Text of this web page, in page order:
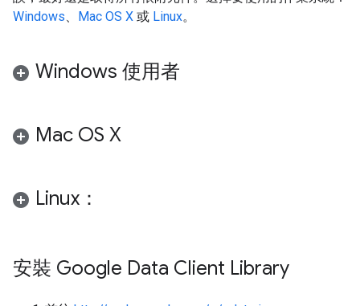
Windows、 Mac OS X 或 Linux。
Windows 使用者
Mac OS X
Linux：
安裝 Google Data Client Library